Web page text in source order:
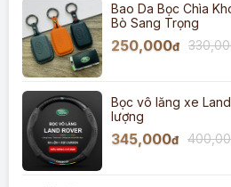
Bao Da Bọc Chìa
Bò Sang Trọng
250,000đ
Bọc vô lăng xe
lượng
345,000đ